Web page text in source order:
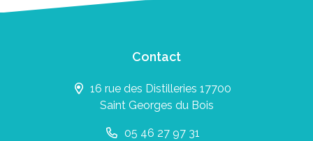
Contact
16 rue des Distilleries 17700
Saint Georges du Bois
05 46 27 97 31